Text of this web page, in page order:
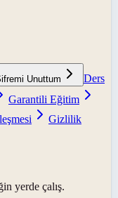
Unuttum
Ders
Garantili Eğitim
Gizlilik
yerde çalış.